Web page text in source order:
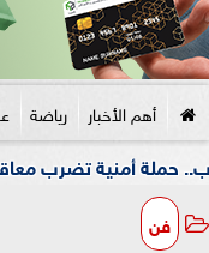
أهم الأخبار رياضة
تضرب معاقل الخارجين
فن